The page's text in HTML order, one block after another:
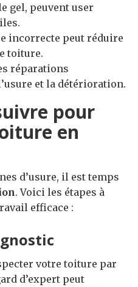
gel, peuvent user
incorrecte peut réduire
toiture.
réparations
et la détérioration.
pour
en
d’usure, il est temps
. Voici les étapes à
efficace :
votre toiture par
d’expert peut